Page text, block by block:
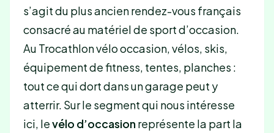
s’agit du plus ancien rendez-vous français
consacré au matériel de sport d’occasion.
Au Trocathlon vélo occasion, vélos, skis,
équipement de fitness, tentes, planches :
tout ce qui dort dans un garage peut y
atterrir. Sur le segment qui nous intéresse
ici, levélo d’occasionreprésente la part la